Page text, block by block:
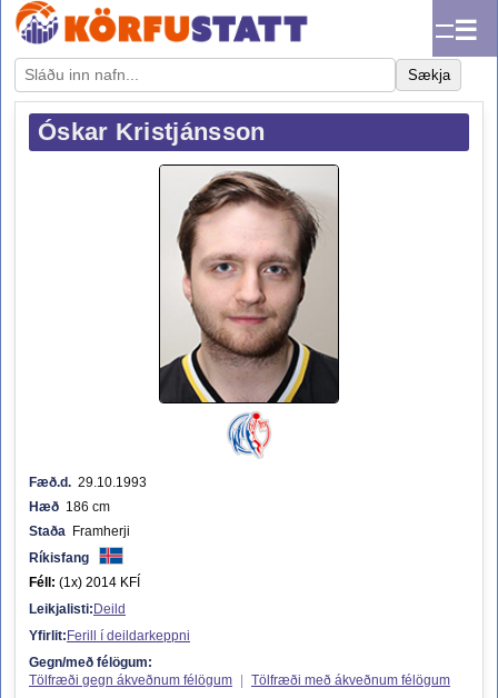
☰
Sækja
Óskar Kristjánsson
Fæð.d. 29.10.1993
Hæð 186 cm
Staða Framherji
Ríkisfang
Féll: (1x) 2014 KFÍ
Leikjalisti: Deild
Yfirlit: Ferill í deildarkeppni
Gegn/með félögum:
Tölfræði gegn ákveðnum félögum
Tölfræði með ákveðnum félögum